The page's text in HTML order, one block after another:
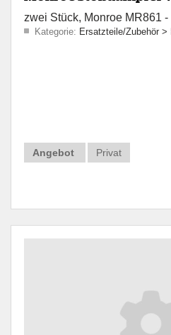
80-86 NOS
zwei Stück, Monroe MR861 -
Kategorie: Ersatzteile/Zubehör >
Angebot Privat